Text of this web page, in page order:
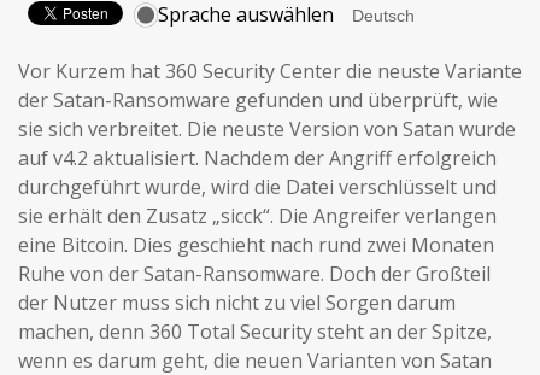
Sprache auswählen
Vor Kurzem hat 360 Security Center die neuste Variante
der Satan-Ransomware gefunden und überprüft, wie
sie sich verbreitet. Die neuste Version von Satan wurde
auf v4.2 aktualisiert. Nachdem der Angriff erfolgreich
durchgeführt wurde, wird die Datei verschlüsselt und
sie erhält den Zusatz „sicck“. Die Angreifer verlangen
eine Bitcoin. Dies geschieht nach rund zwei Monaten
Ruhe von der Satan-Ransomware. Doch der Großteil
der Nutzer muss sich nicht zu viel Sorgen darum
machen, denn 360 Total Security steht an der Spitze,
wenn es darum geht, die neuen Varianten von Satan